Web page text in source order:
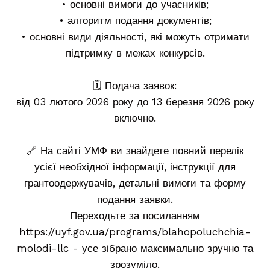
• основні вимоги до учасників;
• алгоритм подання документів;
• основні види діяльності, які можуть отримати
підтримку в межах конкурсів.
🗓 Подача заявок:
від 03 лютого 2026 року до 13 березня 2026 року
включно.
🔗 На сайті УМФ ви знайдете повний перелік
усієї необхідної інформації, інструкції для
грантоодержувачів, детальні вимоги та форму
подання заявки.
Переходьте за посиланням
https://uyf.gov.ua/programs/blahopoluchchia-
molodi-llc - усе зібрано максимально зручно та
зрозуміло.